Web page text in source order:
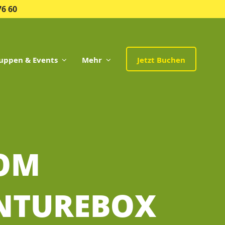
60
& Events Mehr Jetzt Buchen